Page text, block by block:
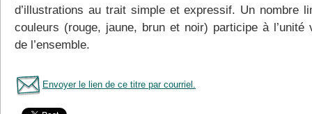
d’illustrations au trait simple et expressif. Un nombre
couleurs (rouge, jaune, brun et noir) participe à l’unité
de l’ensemble.
Envoyer le lien de ce titre par courriel.